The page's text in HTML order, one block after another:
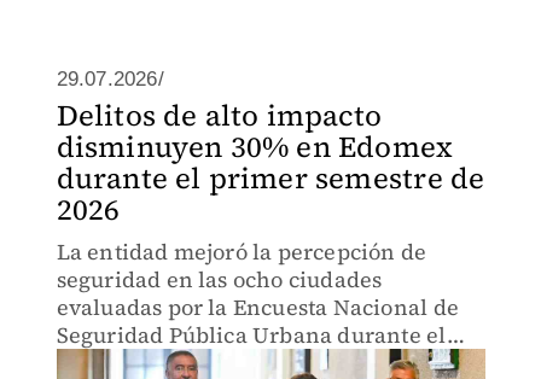
29.07.2026/
Delitos de alto impacto
disminuyen 30% en Edomex
durante el primer semestre de
2026
La entidad mejoró la percepción de
seguridad en las ocho ciudades
evaluadas por la Encuesta Nacional de
Seguridad Pública Urbana durante el
segundo trimestre de 2026.